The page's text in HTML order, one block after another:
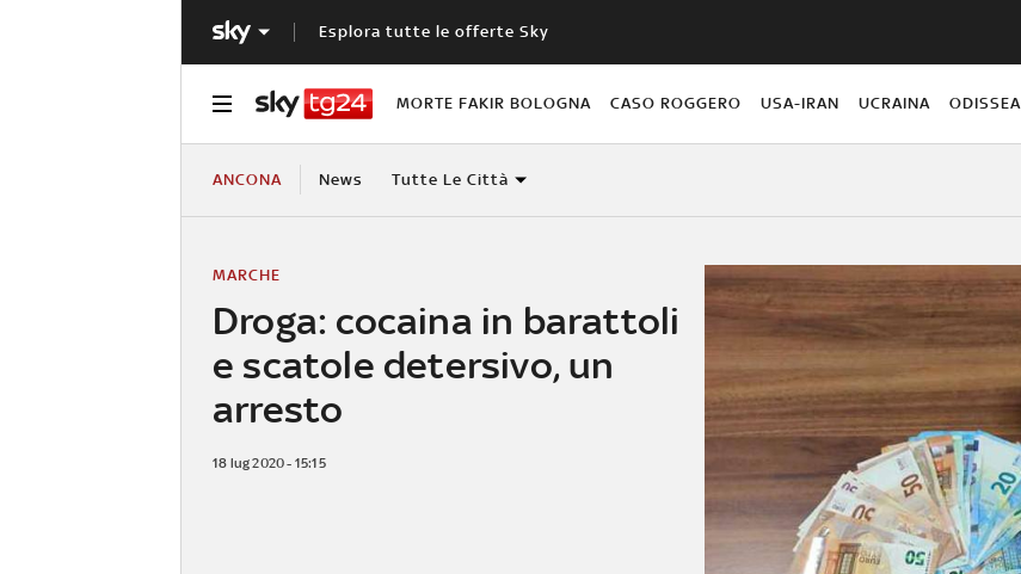
Esplora tutte le offerte Sky
MORTE FAKIR BOLOGNA CASO ROGGERO USA-IRAN UCRAINA ODISSEA
ANCONA News Tutte Le Città
Droga: cocaina in barattoli
e scatole detersivo, un
arresto
MARCHE
18 lug 2020 - 15:15